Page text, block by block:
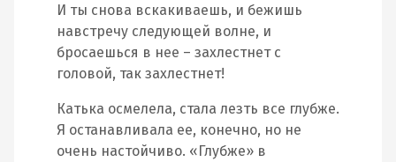
И ты снова вскакиваешь, и бежишь
навстречу следующей волне, и
бросаешься в нее – захлестнет с
головой, так захлестнет!
Катька осмелела, стала лезть все глубже.
Я останавливала ее, конечно, но не
очень настойчиво. «Глубже» в